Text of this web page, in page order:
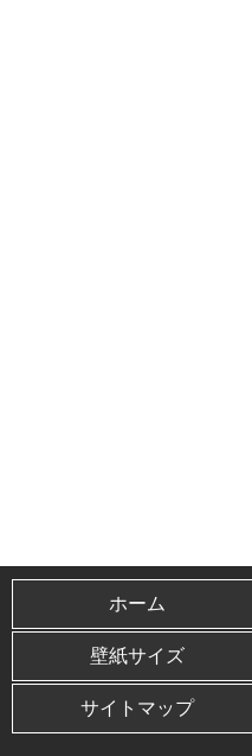
ホーム
壁紙サイズ
サイトマップ